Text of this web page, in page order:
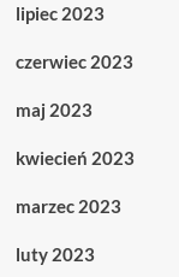
lipiec 2023
czerwiec 2023
maj 2023
kwiecień 2023
marzec 2023
luty 2023